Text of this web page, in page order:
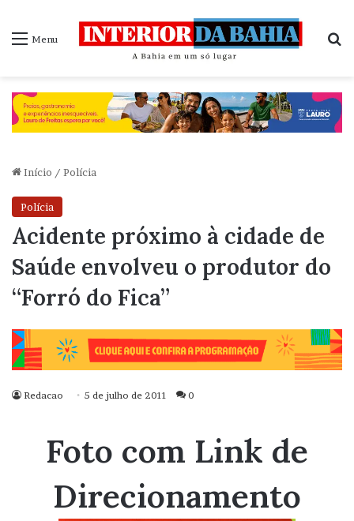
Menu
Início / Polícia
Polícia
Acidente próximo à cidade de
Saúde envolveu o produtor do
“Forró do Fica”
Redacao 5 de julho de 2011 0
Foto com Link de
Direcionamento